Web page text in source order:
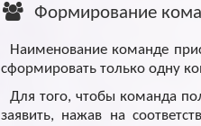
Формирование
Наименование команде
сформировать только одну
Для того, чтобы команда
заявить, нажав на